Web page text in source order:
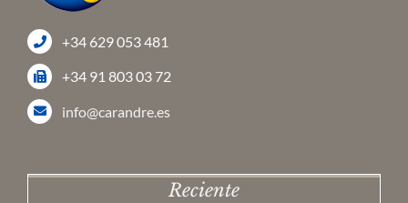
+34 629 053 481
+34 91 803 03 72
info@carandre.es
Reciente